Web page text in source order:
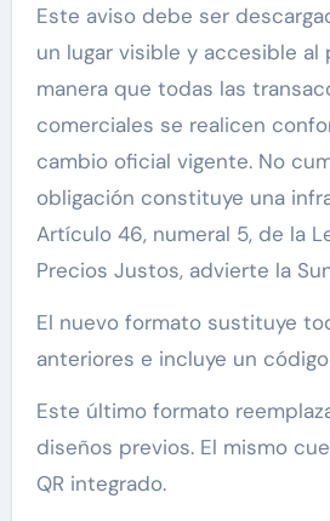
Este aviso debe ser
un lugar visible y accesible al
manera que todas las
comerciales se realicen
cambio oficial vigente. No
obligación constituye una
Artículo 46, numeral 5, de la
Precios Justos, advierte la
El nuevo formato sustituye
anteriores e incluye un código
Este último formato
diseños previos. El mismo
QR integrado.